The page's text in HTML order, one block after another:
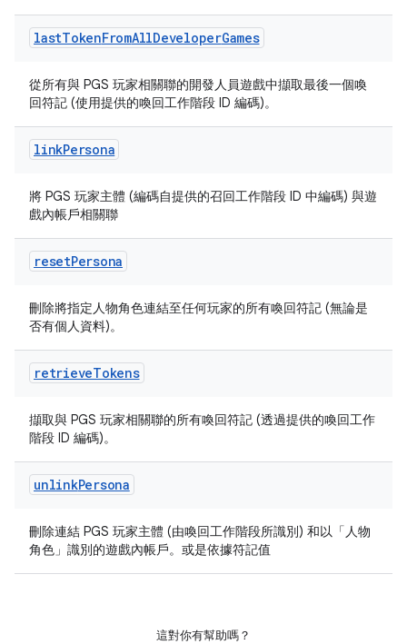
lastTokenFromAllDeveloperGames
從所有與 PGS 玩家相關聯的開發人員遊戲中擷取最後一個喚
回符記 (使用提供的喚回工作階段 ID 編碼)。
linkPersona
將 PGS 玩家主體 (編碼自提供的召回工作階段 ID 中編碼) 與遊
戲內帳戶相關聯
resetPersona
刪除將指定人物角色連結至任何玩家的所有喚回符記 (無論是
否有個人資料)。
retrieveTokens
擷取與 PGS 玩家相關聯的所有喚回符記 (透過提供的喚回工作
階段 ID 編碼)。
unlinkPersona
刪除連結 PGS 玩家主體 (由喚回工作階段所識別) 和以「人物
角色」識別的遊戲內帳戶。或是依據符記值
這對你有幫助嗎？